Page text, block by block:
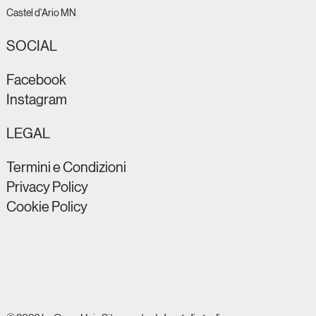
Castel d'Ario MN
LEGAL
Termini e Condizioni
Privacy Policy
Cookie Policy
SOCIAL
Facebook
Instagram